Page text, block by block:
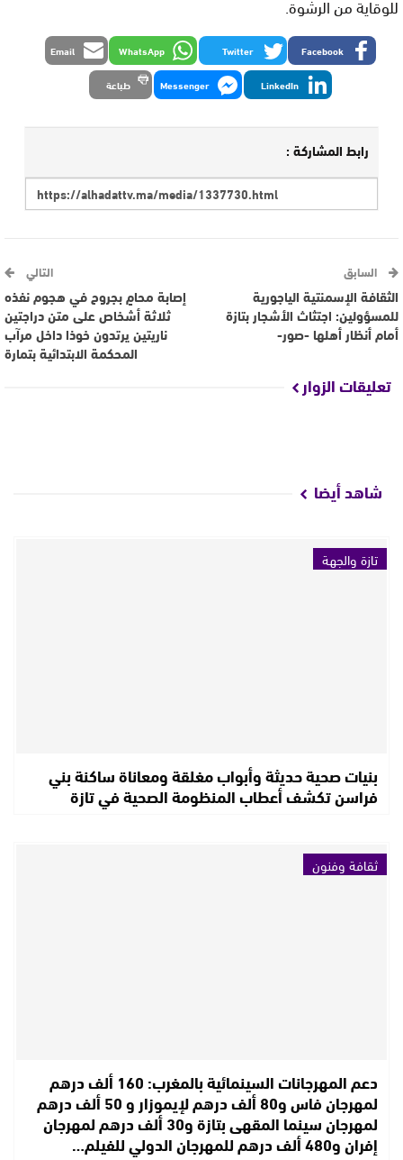
Facebook
Twitter
WhatsApp
Email
LinkedIn
Messenger طباعة
رابط المشاركة :
السابق
الثقافة الإسمنتية الياجورية
للمسؤولين: اجتثاث الأشجار بتازة
أمام أنظار أهلها -صور-
التالي
إصابة محامٍ بجروح في هجوم نفذه
ثلاثة أشخاص على متن دراجتين
ناريتين يرتدون خوذا داخل مرآب
المحكمة الابتدائية بتمارة
تعليقات الزوار
شاهد أيضا
تازة والجهة
بنيات صحية حديثة وأبواب مغلقة ومعاناة ساكنة بني
فراسن تكشف أعطاب المنظومة الصحية في تازة
ثقافة وفنون
دعم المهرجانات السينمائية بالمغرب: 160 ألف درهم
لمهرجان فاس و80 ألف درهم لإيموزار و 50 ألف درهم
لمهرجان سينما المقهى بتازة و30 ألف درهم لمهرجان
إفران و480 ألف درهم للمهرجان الدولي للفيلم…